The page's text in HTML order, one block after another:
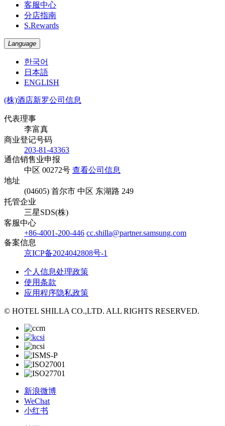
客服中心
分店指南
S.Rewards
Language
한국어
日本語
ENGLISH
(株)酒店新罗公司信息
代表理事
李富真
商业登记号码
203-81-43363
通信销售业申报
中区 00272号 查看公司信息
地址
(04605) 首尔市 中区 东湖路 249
托管企业
三星SDS(株)
客服中心
+86-4001-200-446 cc.shilla@partner.samsung.com
备案信息
京ICP备2024042808号-1
个人信息处理政策
使用条款
应用程序隐私政策
© HOTEL SHILLA CO.,LTD. ALL RIGHTS RESERVED.
新浪微博
WeChat
小红书